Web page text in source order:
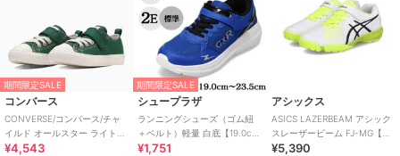
期間限定SALE
コンバース
CONVERSE/コンバース/チャ
イルド オールスター ライト
V-1 OX
¥4,543
期間限定SALE
シュープラザ
ランニングシューズ（ゴム紐
＋ベルト）軽量 白底【19.0cm
～23.5cm】
¥1,751
アシックス
ASICS LAZERBEAM アシック
スレーザービーム FJ-MG【軽
量】サッカーテイストモデル
¥5,390